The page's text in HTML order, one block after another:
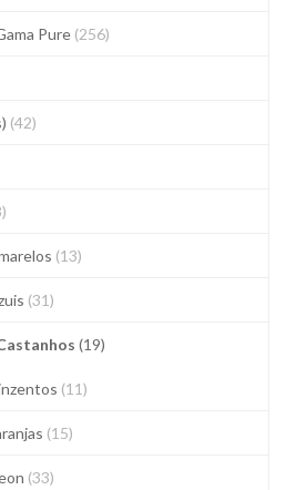
Pure (256)
(42)
(13)
(31)
(19)
(11)
(15)
(33)